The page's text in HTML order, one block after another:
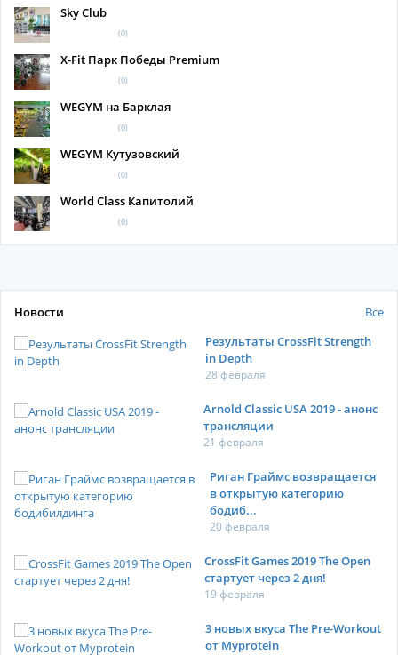
Sky Club
(0)
X-Fit Парк Победы Premium
(0)
WEGYM на Барклая
(0)
WEGYM Кутузовский
(0)
World Class Капитолий
(0)
Новости
Все
Результаты CrossFit Strength
in Depth
28 февраля
Arnold Classic USA 2019 - анонс
трансляции
21 февраля
Риган Граймс возвращается
в открытую категорию
бодиб...
20 февраля
CrossFit Games 2019 The Open
стартует через 2 дня!
19 февраля
3 новых вкуса The Pre-Workout
от Myprotein